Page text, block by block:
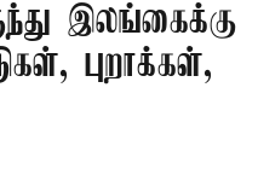
இலங்கைக்கு
புறாக்கள்,